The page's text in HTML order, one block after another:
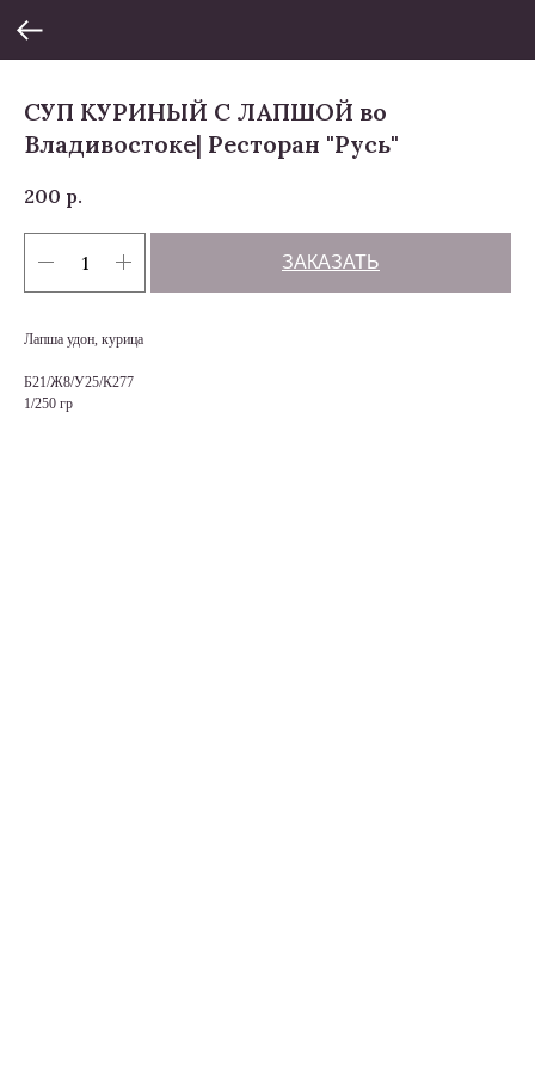
СУП КУРИНЫЙ С ЛАПШОЙ во
Владивостоке| Ресторан "Русь"
200 р.
ЗАКАЗАТЬ
Лапша удон, курица
Б21/Ж8/У25/К277
1/250 гр